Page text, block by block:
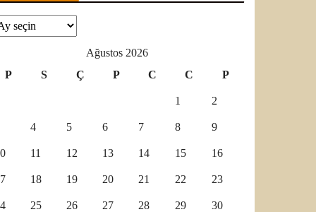
Ağustos 2026
P
S Ç P C C P
1 2
4 5 6 7 8 9
11 12 13 14 15 16
18 19 20 21 22 23
25 26 27 28 29 30